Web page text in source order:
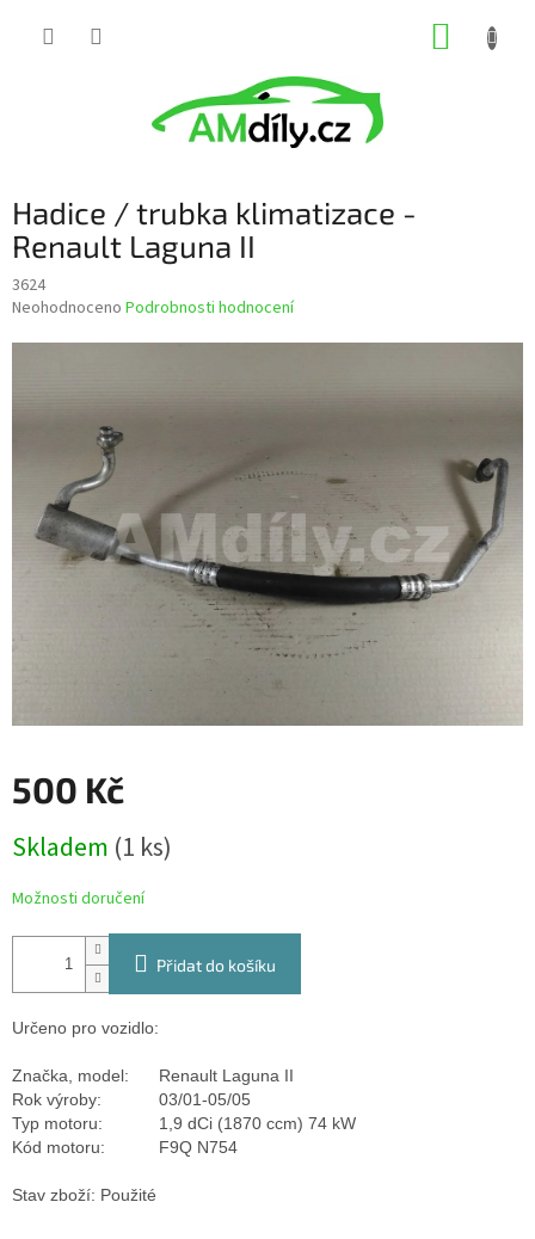
Hadice / trubka klimatizace -
Renault Laguna II
3624
Průměrné
Neohodnoceno Podrobnosti hodnocení
500 Kč
cena:
Skladem (1 ks)
Možnosti doručení
Přidat do košíku
Určeno pro vozidlo:
Značka, model:
Renault Laguna II
Rok výroby:
03/01-05/05
Typ motoru:
1,9 dCi (1870 ccm) 74 kW
Kód motoru:
F9Q N754
Stav zboží: Použité